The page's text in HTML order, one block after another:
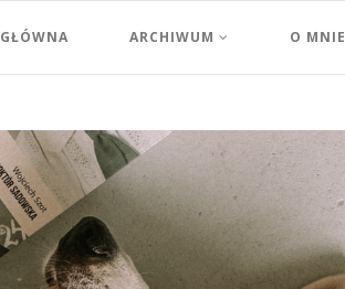
ARCHIWUM O MNIE